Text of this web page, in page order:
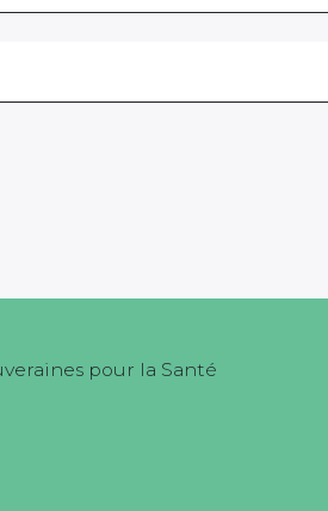
pour la Santé